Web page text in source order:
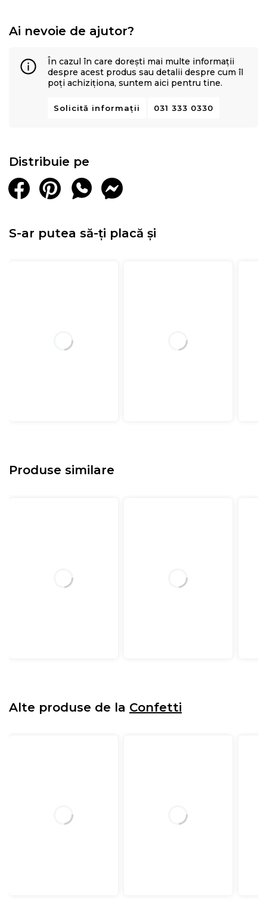
Ai nevoie de ajutor?
În cazul în care dorești mai multe informații
despre acest produs sau detalii despre cum îl
poți achiziționa, suntem aici pentru tine.
Solicită informații 031 333 0330
Distribuie pe
S-ar putea să-ți placă și
Produse similare
Alte produse de la Confetti